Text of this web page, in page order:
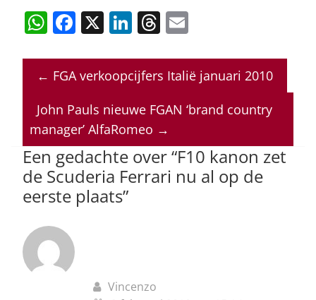
W
at
s
A
p
p
F
c
e
b
o
o
k
X Li
k
e
dI
n
T
re
a
d
s
ai
l
← FGA verkoopcijfers Italië januari 2010
John Pauls nieuwe FGAN ‘brand country
manager’ AlfaRomeo →
Een gedachte over “F10 kanon zet
de Scuderia Ferrari nu al op de
eerste plaats”
Vincenzo